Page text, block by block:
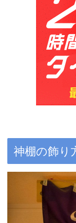
神棚の飾り